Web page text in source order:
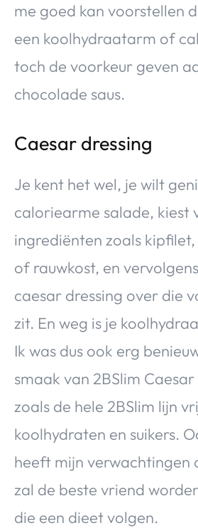
me goed kan voorstellen
een koolhydraatarm of
toch de voorkeur geven
chocolade saus.
Caesar dressing
Je kent het wel, je wilt
caloriearme salade, kiest
ingrediënten zoals
of rauwkost, en
caesar dressing over die
zit. En weg is je
Ik was dus ook erg
smaak van 2BSlim
zoals de hele 2BSlim lijn
koolhydraten en suikers.
heeft mijn verwachtingen
zal de beste vriend
die een dieet volgen.